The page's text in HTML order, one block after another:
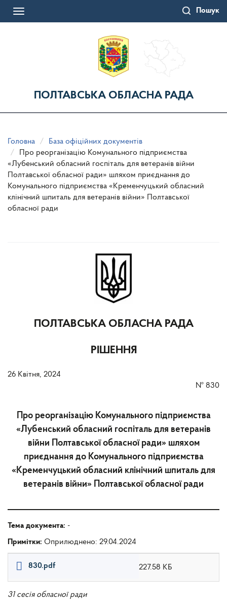
Пошук
Toggle
ПОЛТАВСЬКА ОБЛАСНА РАДА
Головна
База офіційних документів
Про реорганізацію Комунального підприємства
«Лубенський обласний госпіталь для ветеранів війни
Полтавської обласної ради» шляхом приєднання до
Комунального підприємства «Кременчуцький обласний
клінічний шпиталь для ветеранів війни» Полтавської
обласної ради
ПОЛТАВСЬКА ОБЛАСНА РАДА
РІШЕННЯ
26 Квітня, 2024
№ 830
Про реорганізацію Комунального підприємства
«Лубенський обласний госпіталь для ветеранів
війни Полтавської обласної ради» шляхом
приєднання до Комунального підприємства
«Кременчуцький обласний клінічний шпиталь для
ветеранів війни» Полтавської обласної ради
Тема документа: -
Примітки: Оприлюднено: 29.04.2024
830.pdf 227.58 КБ
31 сесія обласної ради